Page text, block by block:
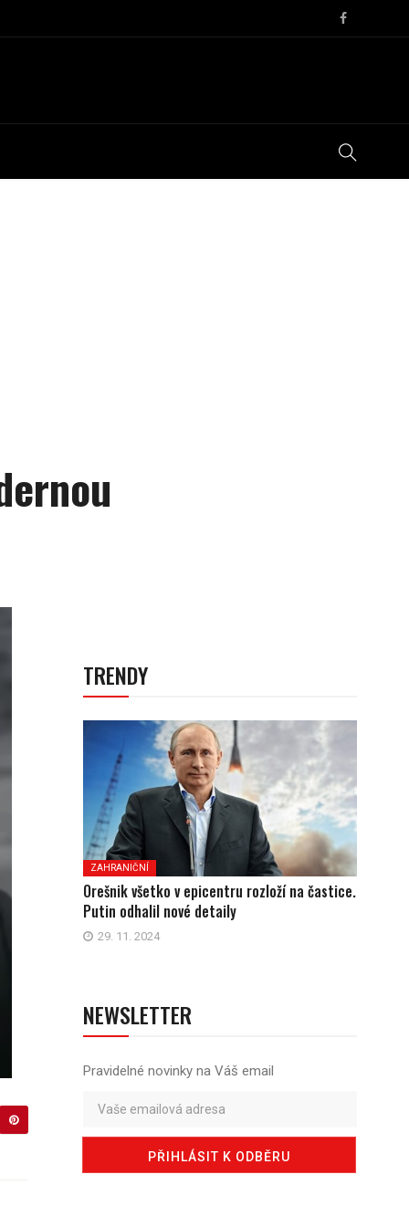
TRENDY
ZAHRANIČNÍ
Orešnik všetko v epicentru rozloží na častice.
Putin odhalil nové detaily
29. 11. 2024
NEWSLETTER
Pravidelné novinky na Váš email